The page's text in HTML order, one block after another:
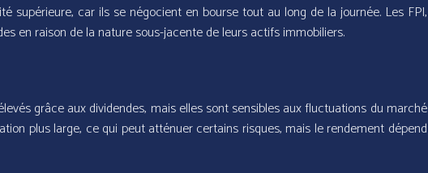
supérieure, car ils se négocient en bourse tout au long de la journée. Les FPI,
en raison de la nature sous-jacente de leurs actifs immobiliers.
grâce aux dividendes, mais elles sont sensibles aux fluctuations du marché
plus large, ce qui peut atténuer certains risques, mais le rendement dépend